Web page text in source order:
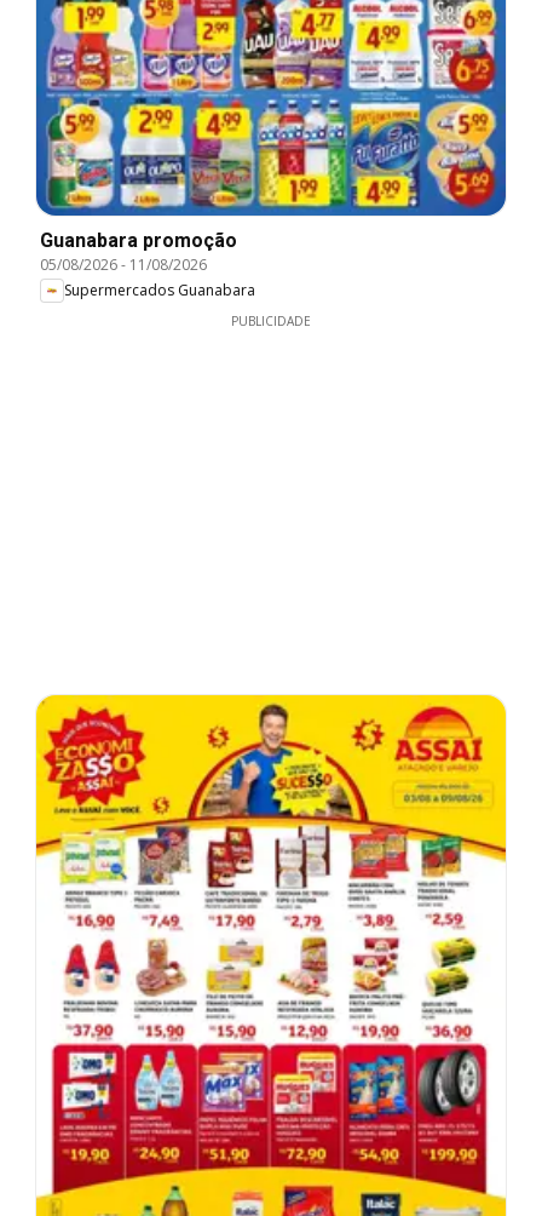
Guanabara promoção
05/08/2026- 11/08/2026
Supermercados Guanabara
PUBLICIDADE